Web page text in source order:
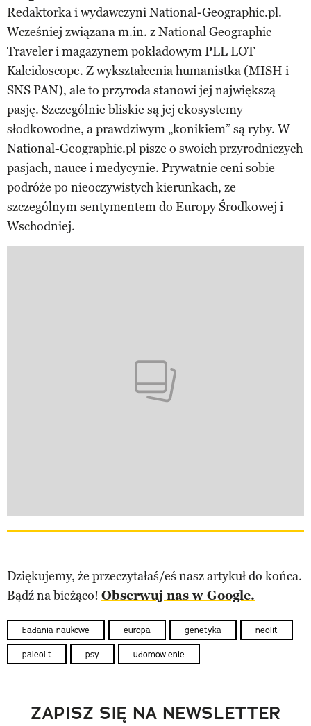
Redaktorka i wydawczyni National-Geographic.pl.
Wcześniej związana m.in. z National Geographic
Traveler i magazynem pokładowym PLL LOT
Kaleidoscope. Z wykształcenia humanistka (MISH i
SNS PAN), ale to przyroda stanowi jej największą
pasję. Szczególnie bliskie są jej ekosystemy
słodkowodne, a prawdziwym „konikiem” są ryby. W
National-Geographic.pl pisze o swoich przyrodniczych
pasjach, nauce i medycynie. Prywatnie ceni sobie
podróże po nieoczywistych kierunkach, ze
szczególnym sentymentem do Europy Środkowej i
Wschodniej.
Dziękujemy, że przeczytałaś/eś nasz artykuł do końca.
Bądź na bieżąco! Obserwuj nas w Google.
badania naukowe europa genetyka neolit
paleolit psy udomowienie
ZAPISZ SIĘ NA NEWSLETTER